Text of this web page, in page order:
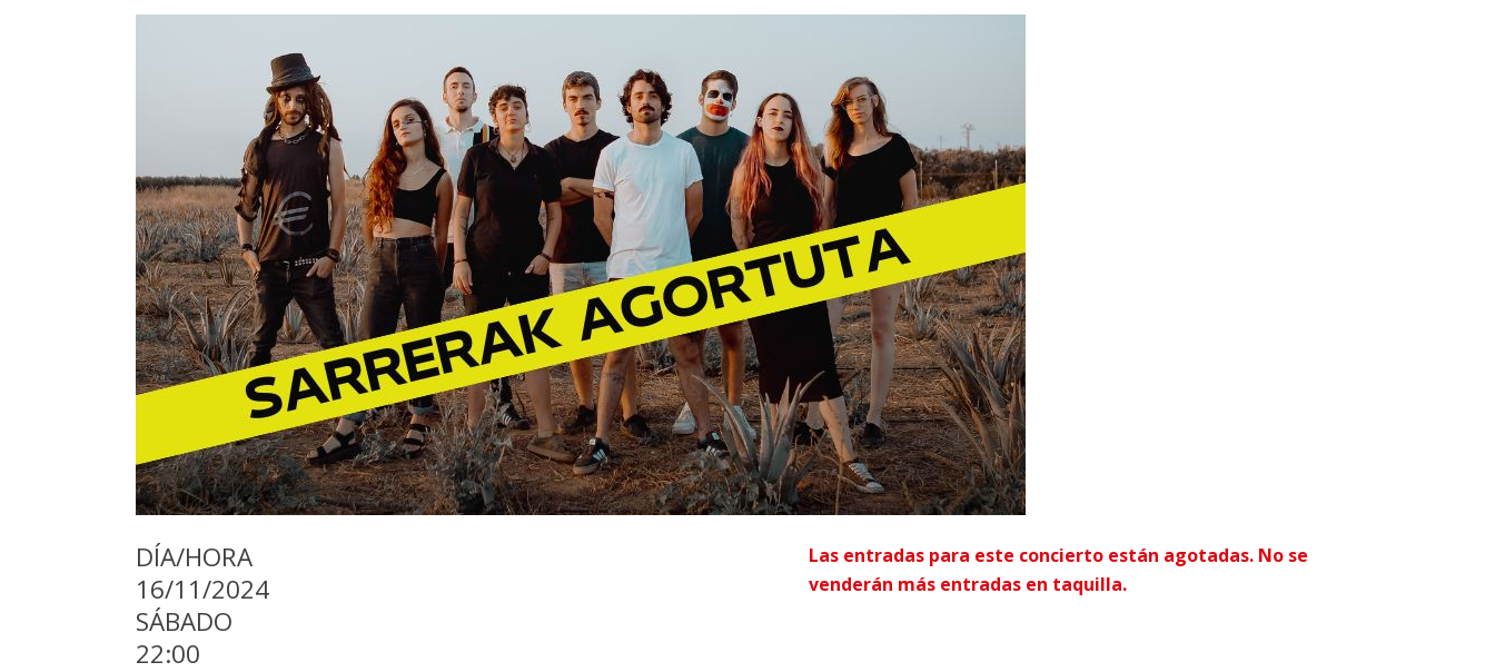
DÍA/HORA
16/11/2024
SÁBADO
22:00
Las entradas para este concierto están agotadas. No se
venderán más entradas en taquilla.